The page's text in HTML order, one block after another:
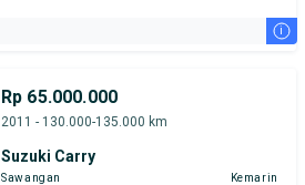
i
Rp 65.000.000
2011 - 130.000-135.000 km
Suzuki Carry
Sawangan Kemarin